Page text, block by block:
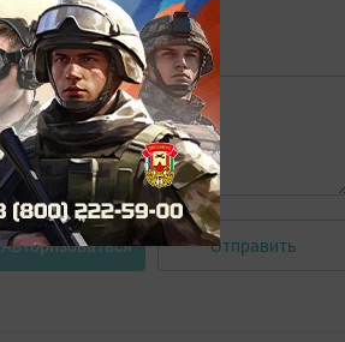
Авторизоваться Отправить